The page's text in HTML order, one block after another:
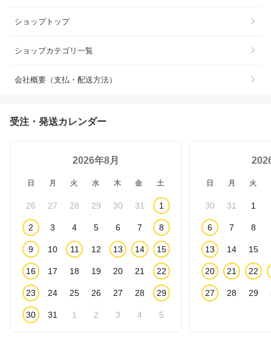
ショップトップ
ショップカテゴリ一覧
会社概要（支払・配送方法）
受注・発送カレンダー
2026年8月
日 月 火 水 木 金 土
26 27 28 29 30 31 1
2 3 4 5 6 7 8
9 10 11 12 13 14 15
16 17 18 19 20 21 22
23 24 25 26 27 28 29
30 31 1 2 3 4 5
日 月 火
30 31 1
6 7 8
13 14 15
20 21 22
27 28 29